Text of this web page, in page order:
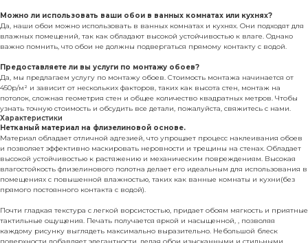
Можно ли использовать ваши обои в ванных комнатах или кухнях?
Да, наши обои можно использовать в ванных комнатах и кухнях. Они подходят для
влажных помещений, так как обладают высокой устойчивостью к влаге. Однако
важно помнить, что обои не должны подвергаться прямому контакту с водой.
Предоставляете ли вы услуги по монтажу обоев?
Да, мы предлагаем услугу по монтажу обоев. Стоимость монтажа начинается от
450р/м² и зависит от нескольких факторов, таких как высота стен, монтаж на
потолок, сложная геометрия стен и общее количество квадратных метров. Чтобы
узнать точную стоимость и обсудить все детали, пожалуйста, свяжитесь с нами.
Характеристики
Нетканый материал на флизелиновой основе.
Материал обладает отличной адгезией, что упрощает процесс наклеивания обоев
и позволяет эффективно маскировать неровности и трещины на стенах. Обладает
высокой устойчивостью к растяжению и механическим повреждениям. Высокая
влагостойкость флизелинового полотна делает его идеальным для использования в
помещениях с повышенной влажностью, таких как ванные комнаты и кухни(без
прямого постоянного контакта с водой).
Почти гладкая текстура с легкой ворсистостью, придает обоям мягкость и приятные
тактильные ощущения. Печать получается яркой и насыщенной, , позволяя
каждому рисунку выглядеть максимально выразительно. Небольшой блеск